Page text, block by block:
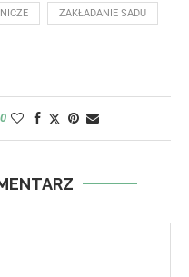
ZAKŁADANIE SADU
0